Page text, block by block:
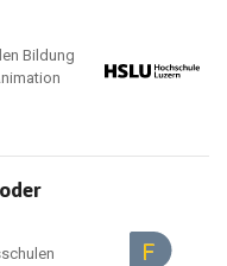
Bildung